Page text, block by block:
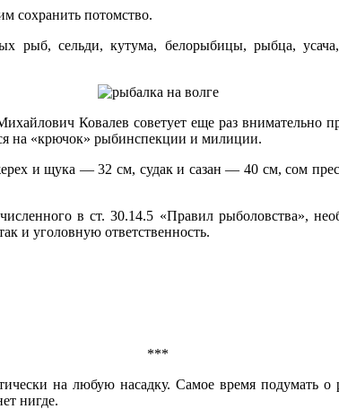
сохранить потомство.
рыб, сельди, кутума, белорыбицы, рыбца,
Ковалев советует еще раз внимательно
на «крючок» рыбинспекции и милиции.
и щука — 32 см, судак и сазан — 40 см, сом
в ст. 30.14.5 «Правил рыболовства»,
и уголовную ответственность.
***
на любую насадку. Самое время
нигде.